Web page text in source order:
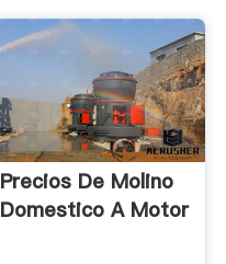
Precios De Molino
Domestico A Motor